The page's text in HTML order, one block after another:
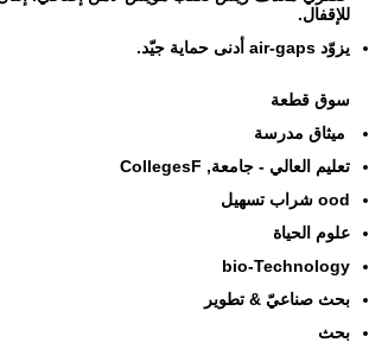
للإقفال.
يزوّد air-gaps أدنى حماية جيّد.
سوق قطعة
ميثاق مدرسة
تعليم العالي - جامعة, CollegesF
ood شراب تسهيل
علوم الحياة
bio-Technology
بحث صناعيّ & تطوير
بحث